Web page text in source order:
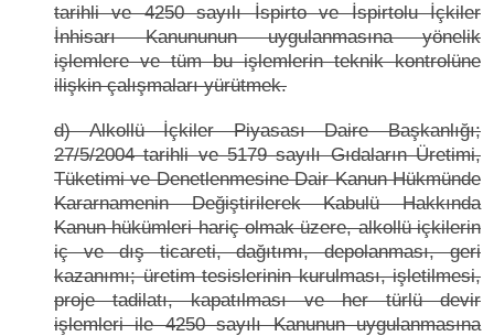
tarihli ve 4250 sayılı İspirto ve İspirtolu İçkiler
İnhisarı Kanununun uygulanmasına yönelik
işlemlere ve tüm bu işlemlerin teknik kontrolüne
ilişkin çalışmaları yürütmek.
d) Alkollü İçkiler Piyasası Daire Başkanlığı;
27/5/2004 tarihli ve 5179 sayılı Gıdaların Üretimi,
Tüketimi ve Denetlenmesine Dair Kanun Hükmünde
Kararnamenin Değiştirilerek Kabulü Hakkında
Kanun hükümleri hariç olmak üzere, alkollü içkilerin
iç ve dış ticareti, dağıtımı, depolanması, geri
kazanımı; üretim tesislerinin kurulması, işletilmesi,
proje tadilatı, kapatılması ve her türlü devir
işlemleri ile 4250 sayılı Kanunun uygulanmasına